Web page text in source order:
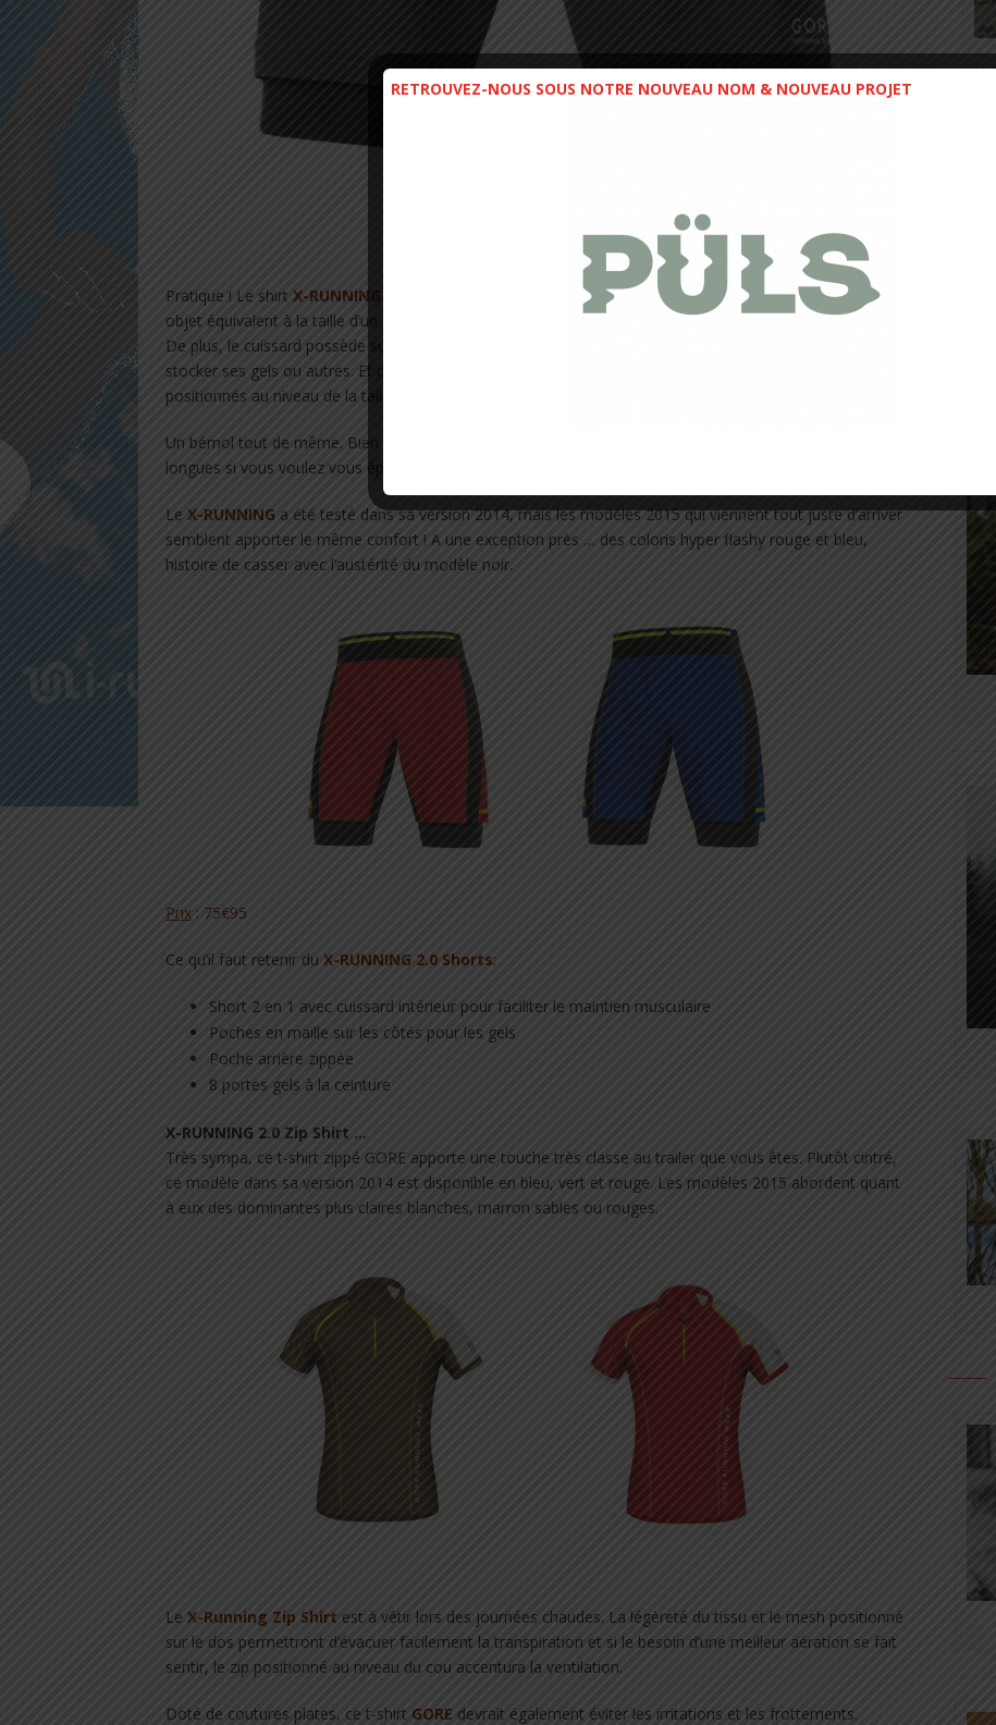
Pratique ! Le shirt X-RUNNING
possède une poche arrière zippée, d’une taille suffisante pour accueillir un
objet équivalent à la taille d’un smartphone.
De plus, le cuissard possède sur sa partie basse 2 poches en maille sur chaque jambe permettant de
stocker ses gels ou autres. Et ce, en plus des 8 emplacements prévus également à cet effet et
positionnés au niveau de la taille.
Un bémol tout de même. Bien que confortable, privilégier le port d’un sous-vêtement sur les distances
longues si vous voulez vous épargner des irritations mal placées…
Le X-RUNNING a été testé dans sa version 2014, mais les modèles 2015 qui viennent tout juste d’arriver
semblent apporter le même confort ! A une exception près … des coloris hyper flashy rouge et bleu,
histoire de casser avec l’austérité du modèle noir.
Prix : 75€95
Ce qu’il faut retenir du X-RUNNING 2.0 Shorts:
Short 2 en 1 avec cuissard intérieur pour faciliter le maintien musculaire
Poches en maille sur les côtés pour les gels
Poche arrière zippée
8 portes gels à la ceinture
X-RUNNING 2.0 Zip Shirt …
Très sympa, ce t-shirt zippé GORE apporte une touche très classe au trailer que vous êtes. Plutôt cintré,
ce modèle dans sa version 2014 est disponible en bleu, vert et rouge. Les modèles 2015 abordent quant
à eux des dominantes plus claires blanches, marron sables ou rouges.
Le X-Running Zip Shirt est à vêtir lors des journées chaudes. La légèreté du tissu et le mesh positionné
sur le dos permettront d’évacuer facilement la transpiration et si le besoin d’une meilleur aération se fait
sentir, le zip positionné au niveau du cou accentura la ventilation.
Doté de coutures plates, ce t-shirt GORE devrait également éviter les irritations et les frottements.
RETROUVEZ-NOUS SOUS NOTRE NOUVEAU NOM & NOUVEAU PROJET